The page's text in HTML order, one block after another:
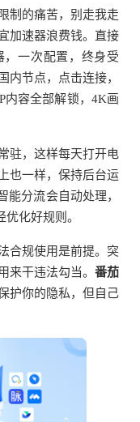
制的痛苦，别走我走
加速器浪费钱。直接
一次配置，终身受
内节点，点击连接，
内容全部解锁，4K画
驻，这样每天打开电
也一样，保持后台运
能分流会自动处理，
化好规则。
合规使用是前提。突
来干违法勾当。 番茄
护你的隐私，但自己